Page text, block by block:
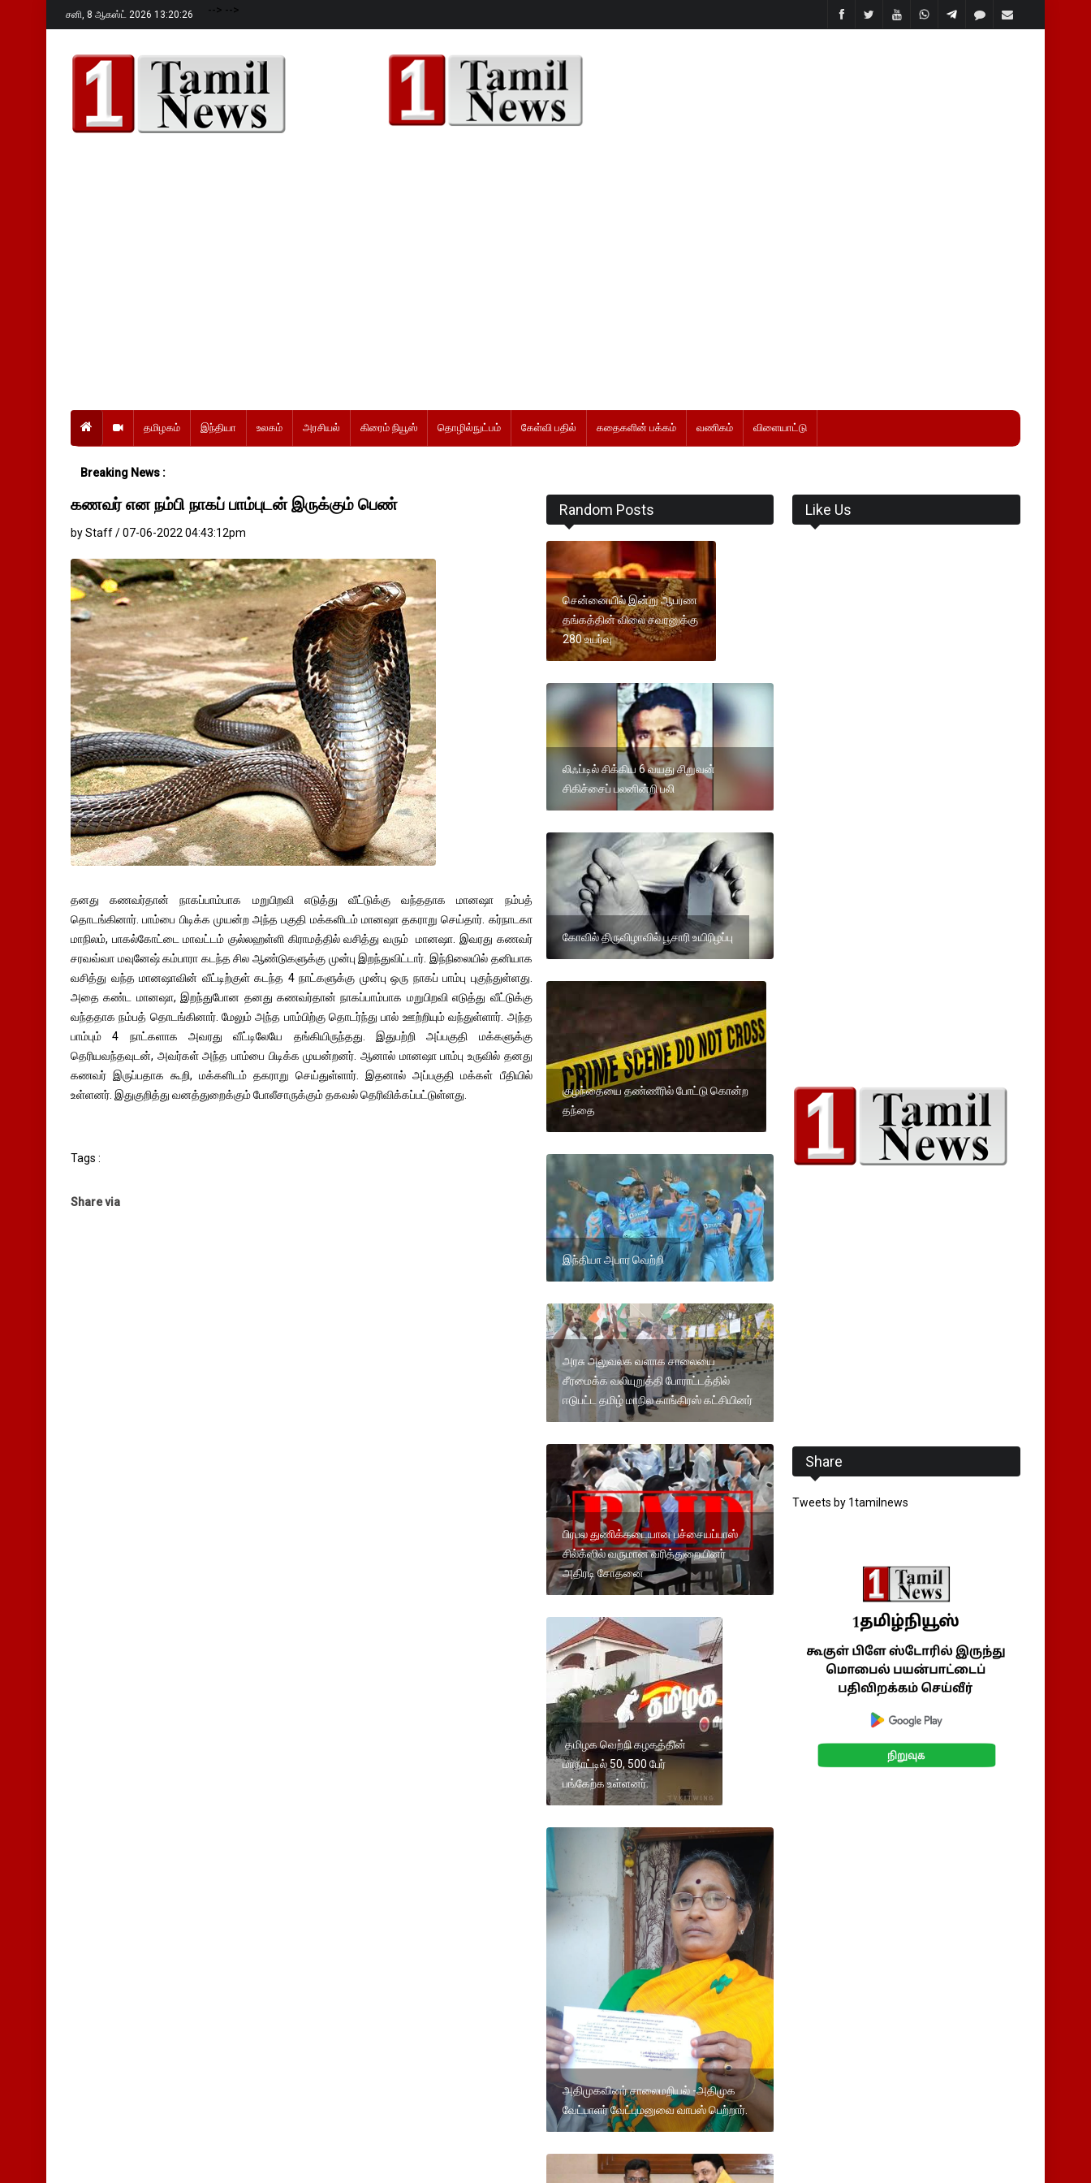
சனி, 8 ஆகஸ்ட் 2026 13:20:28 --> -->
தமிழகம் இந்தியா உலகம் அரசியல் கிரைம் நியூஸ் தொழில்நுட்பம் கேள்வி பதில் கதைகளின் பக்கம் வணிகம் விளையாட்டு
Breaking News :
கணவர் என நம்பி நாகப் பாம்புடன் இருக்கும் பெண்
by Staff / 07-06-2022 04:43:12pm
தனது கணவர்தான் நாகப்பாம்பாக மறுபிறவி எடுத்து வீட்டுக்கு வந்ததாக மானஷா நம்பத்
தொடங்கினார். பாம்பை பிடிக்க முயன்ற அந்த பகுதி மக்களிடம் மானஷா தகராறு செய்தார். கர்நாடகா
மாநிலம், பாகல்கோட்டை மாவட்டம் குல்லஹள்ளி கிராமத்தில் வசித்து வரும் மானஷா. இவரது கணவர்
சரவவ்வா மவுனேஷ் கம்பாரா கடந்த சில ஆண்டுகளுக்கு முன்பு இறந்துவிட்டார். இந்நிலையில் தனியாக
வசித்து வந்த மானஷாவின் வீட்டிற்குள் கடந்த 4 நாட்களுக்கு முன்பு ஒரு நாகப் பாம்பு புகுந்துள்ளது.
அதை கண்ட மானஷா, இறந்துபோன தனது கணவர்தான் நாகப்பாம்பாக மறுபிறவி எடுத்து வீட்டுக்கு
வந்ததாக நம்பத் தொடங்கினார். மேலும் அந்த பாம்பிற்கு தொடர்ந்து பால் ஊற்றியும் வந்துள்ளார். அந்த
பாம்பும் 4 நாட்களாக அவரது வீட்டிலேயே தங்கியிருந்தது. இதுபற்றி அப்பகுதி மக்களுக்கு
தெரியவந்தவுடன், அவர்கள் அந்த பாம்பை பிடிக்க முயன்றனர். ஆனால் மானஷா பாம்பு உருவில் தனது
கணவர் இருப்பதாக கூறி, மக்களிடம் தகராறு செய்துள்ளார். இதனால் அப்பகுதி மக்கள் பீதியில்
உள்ளனர். இதுகுறித்து வனத்துறைக்கும் போலீசாருக்கும் தகவல் தெரிவிக்கப்பட்டுள்ளது.
Tags :
Share via
Random Posts
சென்னையில் இன்று ஆபரண
தங்கத்தின் விலை சவரனுக்கு
280 உயர்வு
லிஃப்டில் சிக்கிய 6 வயது சிறுவன்
சிகிச்சைப் பலனின்றி பலி
கோவில் திருவிழாவில் பூசாரி உயிரிழப்பு
குழந்தையை தண்ணீரில் போட்டு கொன்ற
தந்தை
இந்தியா அபார வெற்றி
அரசு அலுவலக வளாக சாலையை
சீரமைக்க வலியுறுத்தி போராட்டத்தில்
ஈடுபட்ட தமிழ் மாநில காங்கிரஸ் கட்சியினர்
பிரபல துணிக்கடையான பச்சையப்பாஸ்
சில்க்ஸில் வருமான வரித்துறையினர்
அதிரடி சோதனை
தமிழக வெற்றி கழகத்தின்
மாநாட்டில் 50, 500 பேர்
பங்கேற்க உள்ளனர்.
அதிமுகவினர் சாலைமறியல் -அதிமுக
வேட்பாளர் வேட்புமனுவை வாபஸ் பெற்றார்.
Like Us
Share
Tweets by 1tamilnews